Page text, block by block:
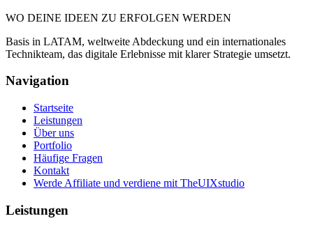
WO DEINE IDEEN ZU ERFOLGEN WERDEN
Basis in LATAM, weltweite Abdeckung und ein internationales
Technikteam, das digitale Erlebnisse mit klarer Strategie umsetzt.
Navigation
Startseite
Leistungen
Über uns
Portfolio
Häufige Fragen
Kontakt
Werde Affiliate und verdiene mit TheUIXstudio
Leistungen